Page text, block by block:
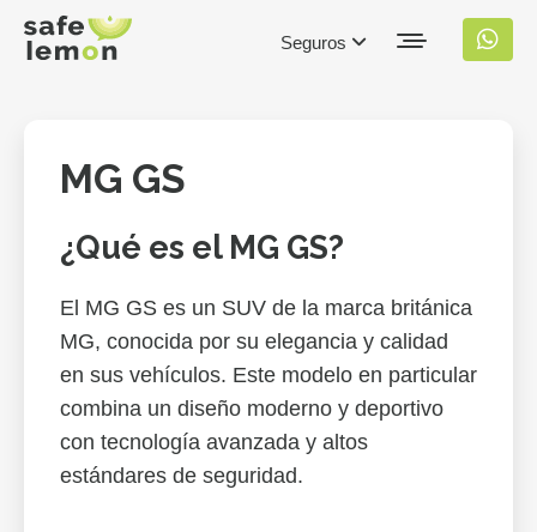
Seguros
MG GS
¿Qué es el MG GS?
El MG GS es un SUV de la marca británica
MG, conocida por su elegancia y calidad
en sus vehículos. Este modelo en particular
combina un diseño moderno y deportivo
con tecnología avanzada y altos
estándares de seguridad.